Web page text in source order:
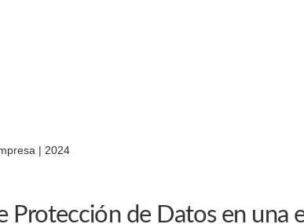
| 2024
Protección de Datos en una